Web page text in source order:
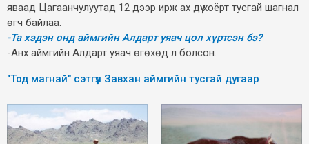
яваад Цагаанчулуутад 12 дээр ирж ах дүү хоёрт тусгай шагнал
өгч байлаа.
-Та хэдэн онд аймгийн Алдарт уяач цол хүртсэн бэ?
-Анх аймгийн Алдарт уяач өгөхөд л болсон.
"Тод магнай" сэтгүүл Завхан аймгийн тусгай дугаар